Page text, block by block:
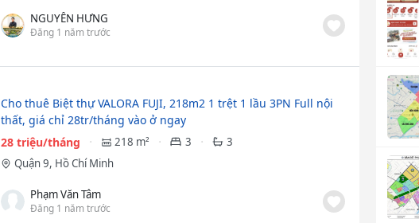
NGUYỄN HƯNG
Đăng 1 năm trước
Cho thuê Biệt thự VALORA FUJI, 218m2 1 trệt 1 lầu 3PN Full nội
thất, giá chỉ 28tr/tháng vào ở ngay
28 triệu/tháng
218 m² 3
3
Quận 9, Hồ Chí Minh
Phạm Văn Tâm
Đăng 1 năm trước